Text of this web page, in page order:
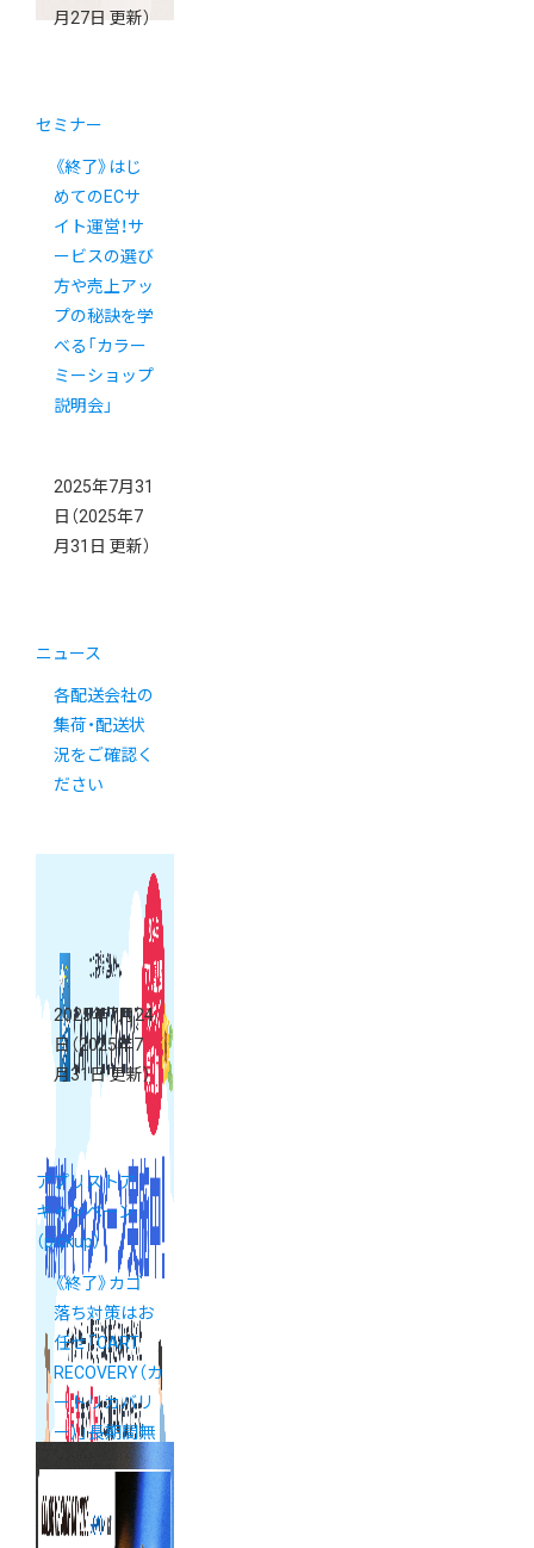
月27日 更新）
セミナー
《終了》はじ
めてのECサ
イト運営！サ
ービスの選び
方や売上アッ
プの秘訣を学
べる「カラー
ミーショップ
説明会」
2025年7月31
日 （2025年7
月31日 更新）
ニュース
各配送会社の
集荷・配送状
況をご確認く
ださい
2025年7月24
日 （2025年7
月31日 更新）
アプリストア
キャンペーン
（pickup）
《終了》カゴ
落ち対策はお
任せ「CART
RECOVERY（カ
ートリカバリ
ー）」長期間無
料お試しキャ
ンペーン